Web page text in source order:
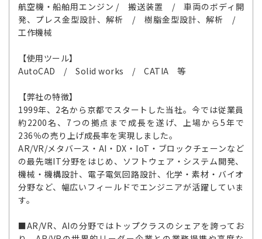
航空機・船舶用エンジン / 搬送装置 / 車両のボディ開
発、プレス金型設計、解析 / 樹脂金型設計、解析 /
工作機械
【使用ツール】
AutoCAD / Solid works / CATIA 等
【弊社の特徴】
1999年、2名から京都でスタートした当社。今では従業員
約2200名、7つの拠点まで成長を遂げ、上場から5年で
236％の売り上げ成長率を実現しました。
AR/VR/メタバース・AI・DX・IoT・ブロックチェーンなど
の最先端IT分野をはじめ、ソフトウェア・システム開発、
機械・機構設計、電子電気回路設計、化学・素材・バイオ
分野など、幅広いフィールドでエンジニアが活躍していま
す。
■AR/VR、AIの分野ではトップクラスのシェアを誇ってお